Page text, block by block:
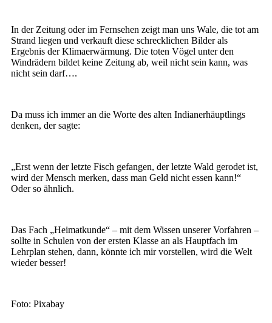
In der Zeitung oder im Fernsehen zeigt man uns Wale, die tot am
Strand liegen und verkauft diese schrecklichen Bilder als
Ergebnis der Klimaerwärmung. Die toten Vögel unter den
Windrädern bildet keine Zeitung ab, weil nicht sein kann, was
nicht sein darf….
Da muss ich immer an die Worte des alten Indianerhäuptlings
denken, der sagte:
„Erst wenn der letzte Fisch gefangen, der letzte Wald gerodet ist,
wird der Mensch merken, dass man Geld nicht essen kann!“
Oder so ähnlich.
Das Fach „Heimatkunde“ – mit dem Wissen unserer Vorfahren –
sollte in Schulen von der ersten Klasse an als Hauptfach im
Lehrplan stehen, dann, könnte ich mir vorstellen, wird die Welt
wieder besser!
Foto: Pixabay